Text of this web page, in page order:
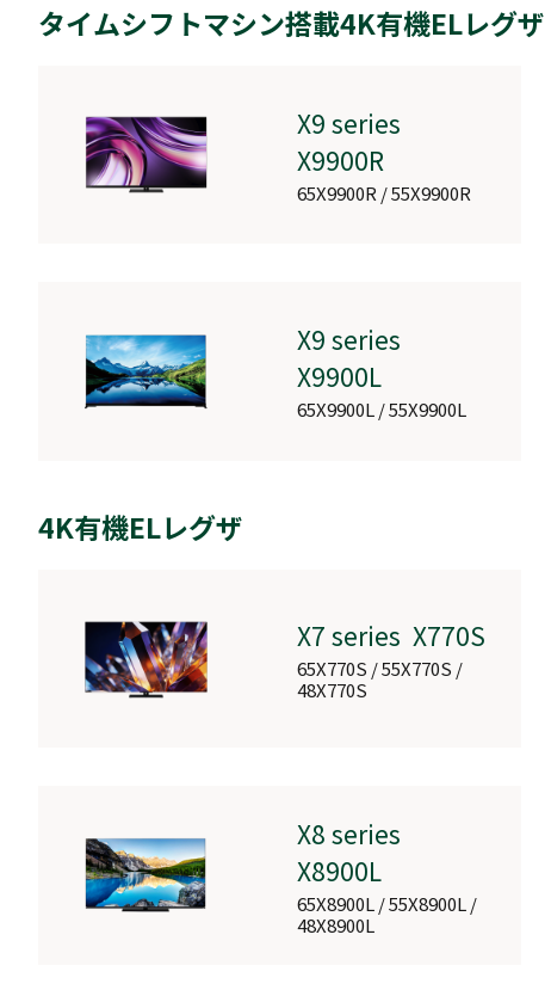
タイムシフトマシン搭載4K有機ELレグザ
X9 series
X9900R
65X9900R / 55X9900R
X9 series
X9900L
65X9900L / 55X9900L
4K有機ELレグザ
X7 series X770S
65X770S / 55X770S /
48X770S
X8 series
X8900L
65X8900L / 55X8900L /
48X8900L
RA-B500
イヤホン
ハイブリッド自動録画4Kレグザブルー